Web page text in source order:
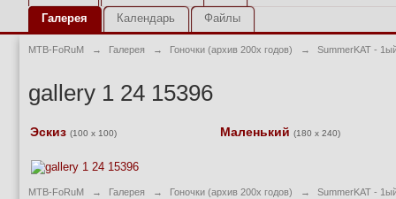
Галерея
Календарь Файлы
MTB-FoRuM → Галерея → Гоночки (архив 200х годов) → SummerKAT -
gallery 1 24 15396
Эскиз (100 x 100) Маленький (180 x 240)
MTB-FoRuM → Галерея → Гоночки (архив 200х годов) → SummerKAT -